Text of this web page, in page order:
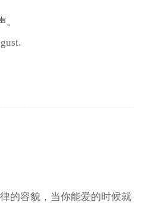
。
的容貌，当你能爱的时候就